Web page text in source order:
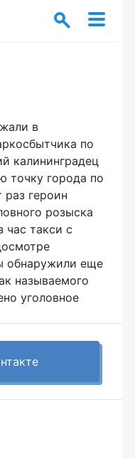
в
по
калининградец
точку города по
раз героин
розыска
час такси с
обнаружили еще
называемого
уголовное